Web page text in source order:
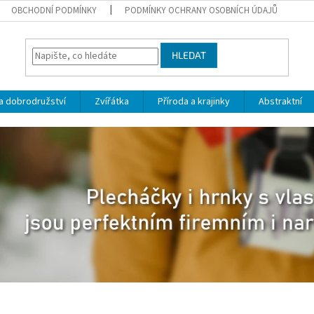
OBCHODNÍ PODMÍNKY PODMÍNKY OCHRANY OSOBNÍCH ÚDAJŮ
HLEDAT
dobrodružství Zvířátka Příroda a krajinky Abstraktní